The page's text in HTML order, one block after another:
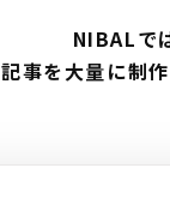
NIBALで
記事を大量に制